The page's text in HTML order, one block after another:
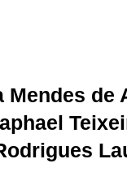
Mendes de